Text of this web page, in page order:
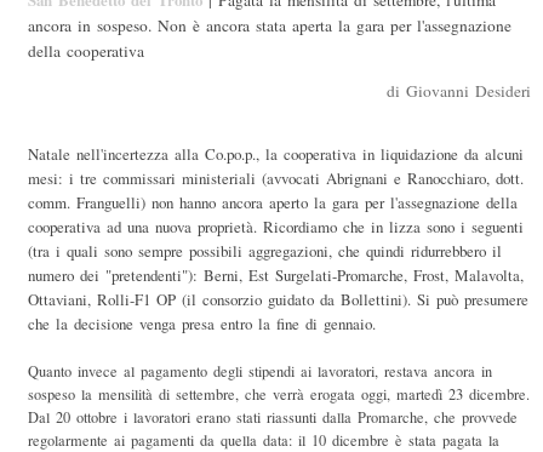
ancora in sospeso. Non è ancora stata aperta la gara per l'assegnazione
della cooperativa
di Giovanni Desideri
Natale nell'incertezza alla Co.po.p., la cooperativa in liquidazione da alcuni
mesi: i tre commissari ministeriali (avvocati Abrignani e Ranocchiaro, dott.
comm. Franguelli) non hanno ancora aperto la gara per l'assegnazione della
cooperativa ad una nuova proprietà. Ricordiamo che in lizza sono i seguenti
(tra i quali sono sempre possibili aggregazioni, che quindi ridurrebbero il
numero dei "pretendenti"): Berni, Est Surgelati-Promarche, Frost, Malavolta,
Ottaviani, Rolli-F1 OP (il consorzio guidato da Bollettini). Si può presumere
che la decisione venga presa entro la fine di gennaio.
Quanto invece al pagamento degli stipendi ai lavoratori, restava ancora in
sospeso la mensilità di settembre, che verrà erogata oggi, martedì 23 dicembre.
Dal 20 ottobre i lavoratori erano stati riassunti dalla Promarche, che provvede
regolarmente ai pagamenti da quella data: il 10 dicembre è stata pagata la